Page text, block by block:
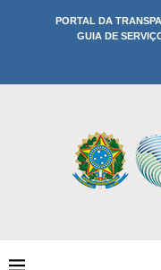
PORTAL DA
GUIA DE